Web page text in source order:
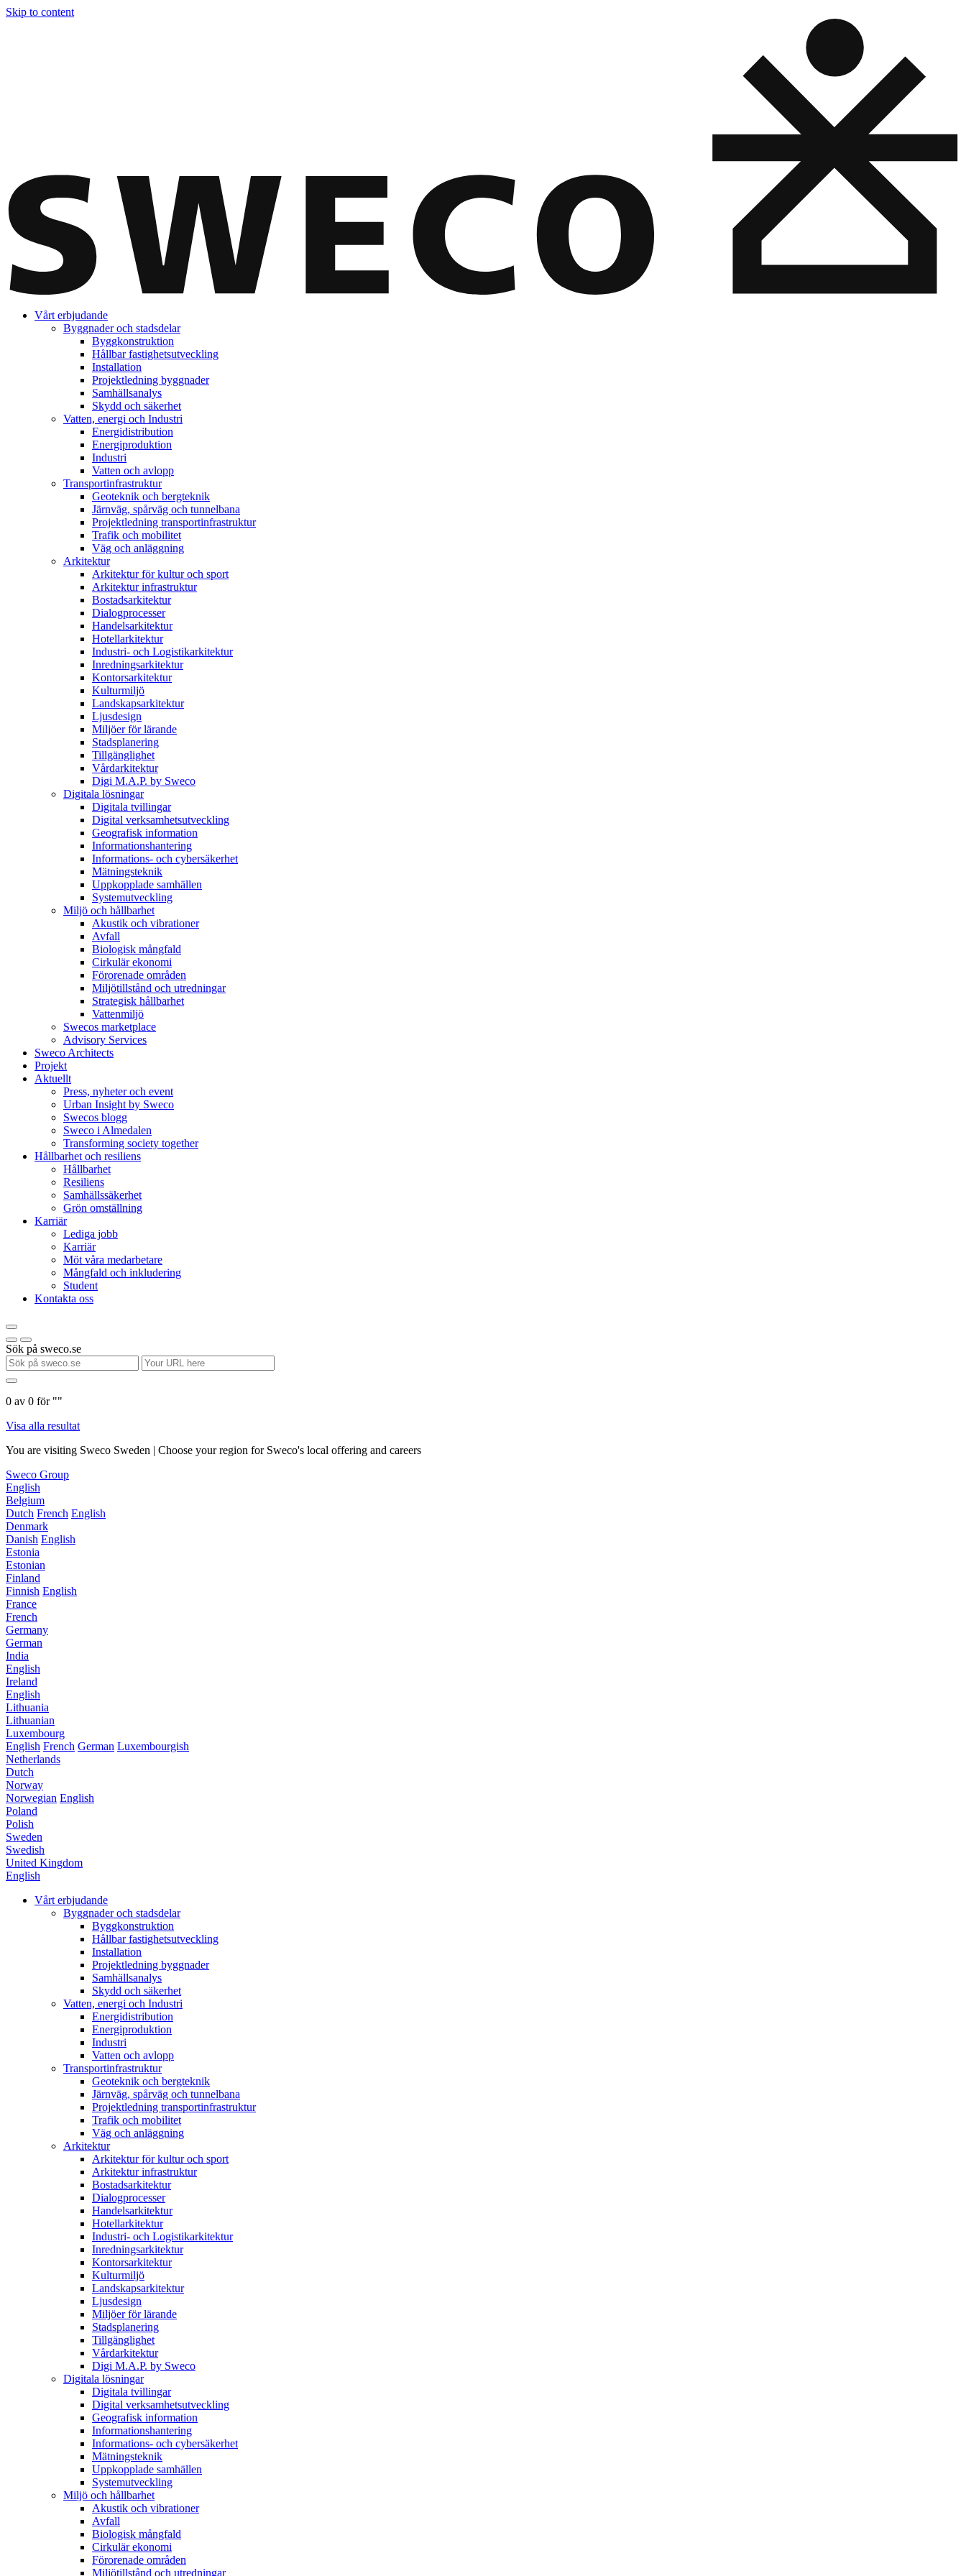
Skip to content
Vårt erbjudande
Byggnader och stadsdelar
Byggkonstruktion
Hållbar fastighetsutveckling
Installation
Projektledning byggnader
Samhällsanalys
Skydd och säkerhet
Vatten, energi och Industri
Energidistribution
Energiproduktion
Industri
Vatten och avlopp
Transportinfrastruktur
Geoteknik och bergteknik
Järnväg, spårväg och tunnelbana
Projektledning transportinfrastruktur
Trafik och mobilitet
Väg och anläggning
Arkitektur
Arkitektur för kultur och sport
Arkitektur infrastruktur
Bostadsarkitektur
Dialogprocesser
Handelsarkitektur
Hotellarkitektur
Industri- och Logistikarkitektur
Inredningsarkitektur
Kontorsarkitektur
Kulturmiljö
Landskapsarkitektur
Ljusdesign
Miljöer för lärande
Stadsplanering
Tillgänglighet
Vårdarkitektur
Digi M.A.P. by Sweco
Digitala lösningar
Digitala tvillingar
Digital verksamhetsutveckling
Geografisk information
Informationshantering
Informations- och cybersäkerhet
Mätningsteknik
Uppkopplade samhällen
Systemutveckling
Miljö och hållbarhet
Akustik och vibrationer
Avfall
Biologisk mångfald
Cirkulär ekonomi
Förorenade områden
Miljötillstånd och utredningar
Strategisk hållbarhet
Vattenmiljö
Swecos marketplace
Advisory Services
Sweco Architects
Projekt
Aktuellt
Press, nyheter och event
Urban Insight by Sweco
Swecos blogg
Sweco i Almedalen
Transforming society together
Hållbarhet och resiliens
Hållbarhet
Resiliens
Samhällssäkerhet
Grön omställning
Karriär
Lediga jobb
Karriär
Möt våra medarbetare
Mångfald och inkludering
Student
Kontakta oss
Sök på sweco.se
0 av 0 för ""
Visa alla resultat
You are visiting Sweco Sweden | Choose your region for Sweco's local offering and careers
Sweco Group
English
Belgium
Dutch French English
Denmark
Danish English
Estonia
Estonian
Finland
Finnish English
France
French
Germany
German
India
English
Ireland
English
Lithuania
Lithuanian
Luxembourg
English French German Luxembourgish
Netherlands
Dutch
Norway
Norwegian English
Poland
Polish
Sweden
Swedish
United Kingdom
English
Vårt erbjudande
Byggnader och stadsdelar
Byggkonstruktion
Hållbar fastighetsutveckling
Installation
Projektledning byggnader
Samhällsanalys
Skydd och säkerhet
Vatten, energi och Industri
Energidistribution
Energiproduktion
Industri
Vatten och avlopp
Transportinfrastruktur
Geoteknik och bergteknik
Järnväg, spårväg och tunnelbana
Projektledning transportinfrastruktur
Trafik och mobilitet
Väg och anläggning
Arkitektur
Arkitektur för kultur och sport
Arkitektur infrastruktur
Bostadsarkitektur
Dialogprocesser
Handelsarkitektur
Hotellarkitektur
Industri- och Logistikarkitektur
Inredningsarkitektur
Kontorsarkitektur
Kulturmiljö
Landskapsarkitektur
Ljusdesign
Miljöer för lärande
Stadsplanering
Tillgänglighet
Vårdarkitektur
Digi M.A.P. by Sweco
Digitala lösningar
Digitala tvillingar
Digital verksamhetsutveckling
Geografisk information
Informationshantering
Informations- och cybersäkerhet
Mätningsteknik
Uppkopplade samhällen
Systemutveckling
Miljö och hållbarhet
Akustik och vibrationer
Avfall
Biologisk mångfald
Cirkulär ekonomi
Förorenade områden
Miljötillstånd och utredningar